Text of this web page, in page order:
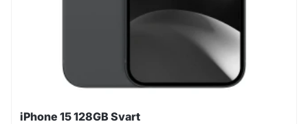
iPhone 15 128GB Svart